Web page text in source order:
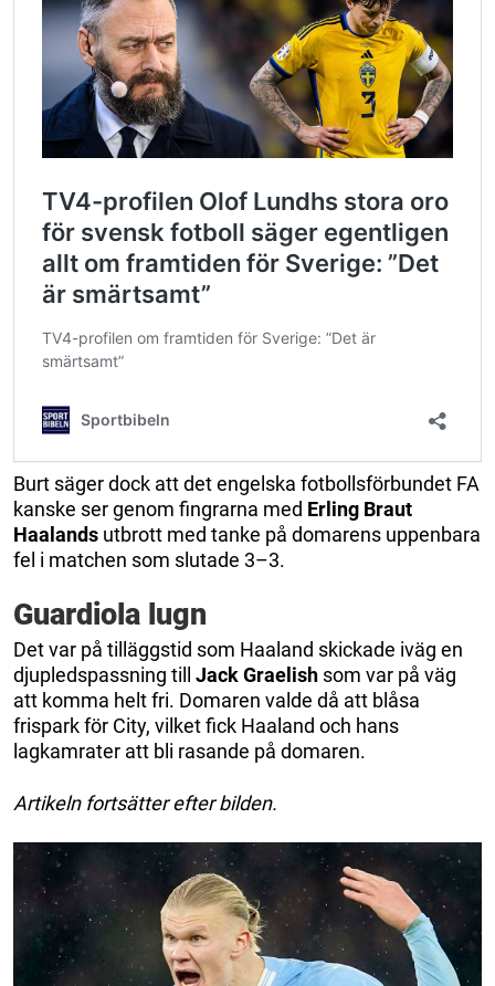
Burt säger dock att det engelska fotbollsförbundet FA
kanske ser genom fingrarna med Erling Braut
Haalands utbrott med tanke på domarens uppenbara
fel i matchen som slutade 3–3.
Guardiola lugn
Det var på tilläggstid som Haaland skickade iväg en
djupledspassning till Jack Graelish som var på väg
att komma helt fri. Domaren valde då att blåsa
frispark för City, vilket fick Haaland och hans
lagkamrater att bli rasande på domaren.
Artikeln fortsätter efter bilden.